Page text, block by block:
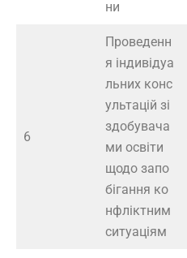
ни
6
Проведенн
я індивідуа
льних конс
ультацій зі
здобувача
ми освіти
щодо запо
бігання ко
нфліктним
ситуаціям